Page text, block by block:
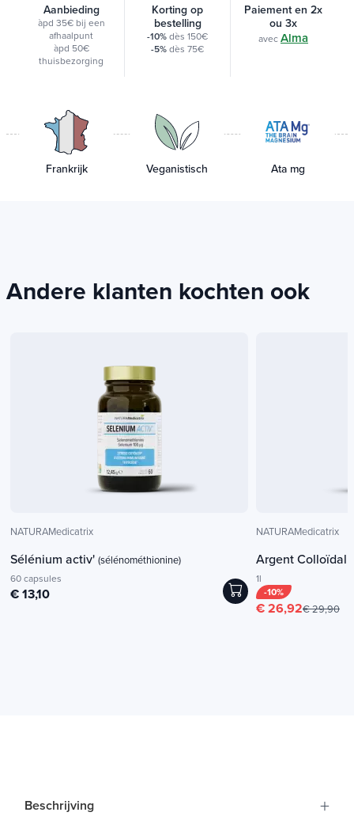
Aanbieding
àpd 35€ bij een
afhaalpunt
àpd 50€
thuisbezorging
Korting op
bestelling
-10%dès 150€
-5%dès 75€
Paiement en 2x
ou 3x
avec Alma
Frankrijk Veganistisch Ata mg
Andere klanten kochten ook
NATURAMedicatrix
Sélénium activ' (sélénométhionine)
60 capsules
€ 13,10
NATURAMedicatrix
Argent Colloïdal
1l
-10%
€ 26,92€ 29,90
Beschrijving +